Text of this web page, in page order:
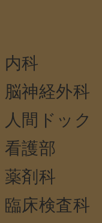
科
神経外科
間ドック
護部
剤科
床検査科